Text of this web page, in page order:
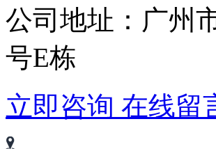
公司地址：广州
号E栋
立即咨询 在线留